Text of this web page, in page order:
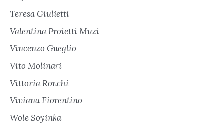
Teresa Giulietti
Valentina Proietti Muzi
Vincenzo Gueglio
Vito Molinari
Vittoria Ronchi
Viviana Fiorentino
Wole Soyinka